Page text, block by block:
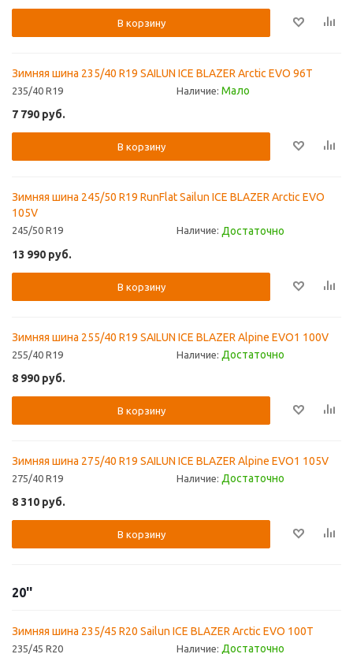
В корзину
Зимняя шина 235/40 R19 SAILUN ICE BLAZER Arctic EVO 96T
235/40 R19 Наличие: Мало
7 790 руб.
В корзину
Зимняя шина 245/50 R19 RunFlat Sailun ICE BLAZER Arctic EVO
105V
245/50 R19 Наличие: Достаточно
13 990 руб.
В корзину
Зимняя шина 255/40 R19 SAILUN ICE BLAZER Alpine EVO1 100V
255/40 R19 Наличие: Достаточно
8 990 руб.
В корзину
Зимняя шина 275/40 R19 SAILUN ICE BLAZER Alpine EVO1 105V
275/40 R19 Наличие: Достаточно
8 310 руб.
В корзину
20''
Зимняя шина 235/45 R20 Sailun ICE BLAZER Arctic EVO 100T
235/45 R20 Наличие: Достаточно